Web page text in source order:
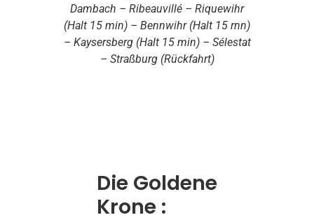
Dambach – Ribeauvillé – Riquewihr
(Halt 15 min) – Bennwihr (Halt 15 rnn)
– Kaysersberg (Halt 15 min) – Sélestat
– Straßburg (Rückfahrt)
Die Goldene
Krone :